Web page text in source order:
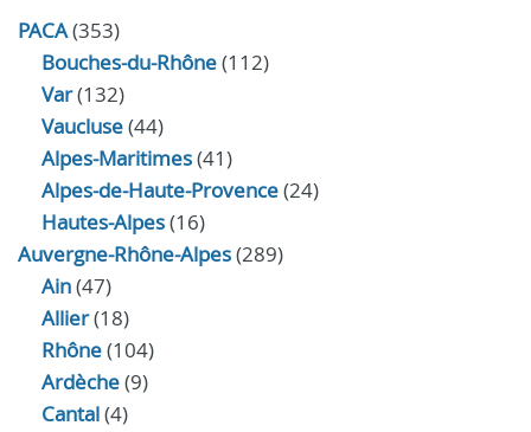
PACA(353)
Bouches-du-Rhône(112)
Var(132)
Vaucluse(44)
Alpes-Maritimes(41)
Alpes-de-Haute-Provence(24)
Hautes-Alpes(16)
Auvergne-Rhône-Alpes(289)
Ain(47)
Allier(18)
Rhône(104)
Ardèche(9)
Cantal(4)